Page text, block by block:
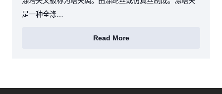
是一种全涤…
Read More